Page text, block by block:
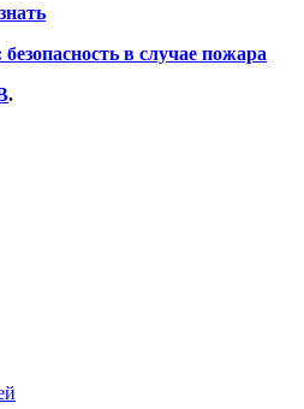
в случае пожара
.